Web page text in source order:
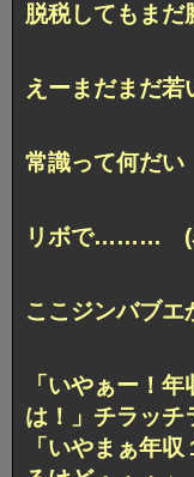
脱税してもま
えーまだまだ
常識って何だ
リボで……… (
ここジンバブ
「いやぁー！
は！」チラッチ
「いやまぁ年